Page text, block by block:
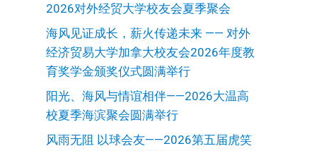
2026对外经贸大学校友会夏季聚会
海风见证成长，薪火传递未来 —— 对外
经济贸易大学加拿大校友会2026年度教
育奖学金颁奖仪式圆满举行
阳光、海风与情谊相伴——2026大温高
校夏季海滨聚会圆满举行
风雨无阻 以球会友——2026第五届虎笑